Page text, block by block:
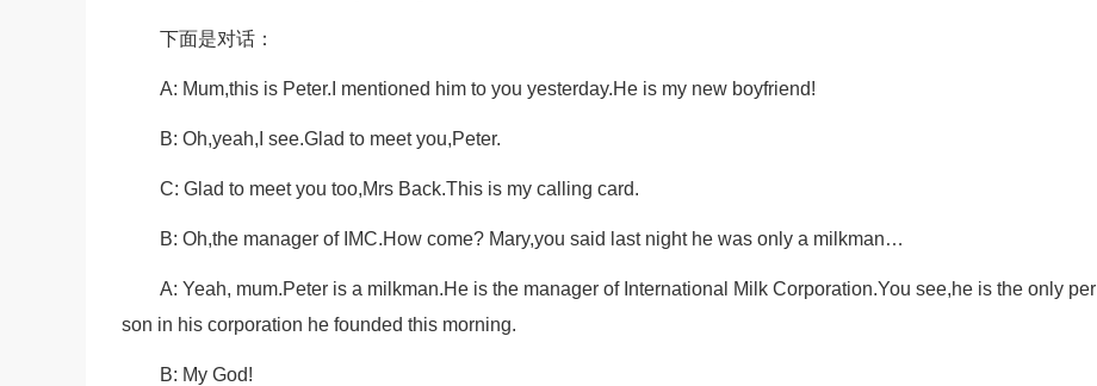
下面是对话：
A: Mum,this is Peter.I mentioned him to you yesterday.He is my new boyfriend!
B: Oh,yeah,I see.Glad to meet you,Peter.
C: Glad to meet you too,Mrs Back.This is my calling card.
B: Oh,the manager of IMC.How come? Mary,you said last night he was only a milkman…
A: Yeah, mum.Peter is a milkman.He is the manager of International Milk Corporation.You see,he is the only per
son in his corporation he founded this morning.
B: My God!